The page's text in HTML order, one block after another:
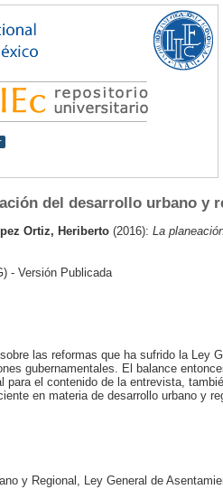
del desarrollo urbano y
Ortiz, Heriberto (2016): La
- Versión Publicada
las reformas que ha sufrido la Ley
gubernamentales. El balance
para el contenido de la entrevista,
en materia de desarrollo urbano y
y Regional, Ley General de